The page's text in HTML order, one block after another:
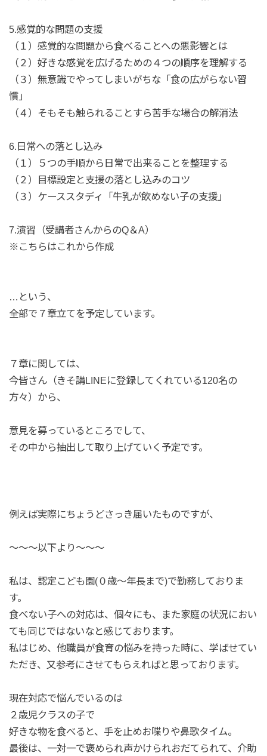
5.感覚的な問題の支援
（１）感覚的な問題から食べることへの悪影響とは
（２）好きな感覚を広げるための４つの順序を理解する
（３）無意識でやってしまいがちな「食の広がらない習
慣」
（４）そもそも触られることすら苦手な場合の解消法
6.日常への落とし込み
（１）５つの手順から日常で出来ることを整理する
（２）目標設定と支援の落とし込みのコツ
（３）ケーススタディ「牛乳が飲めない子の支援」
7.演習（受講者さんからのQ＆A）
※こちらはこれから作成
…という、
全部で７章立てを予定しています。
７章に関しては、
今皆さん（きそ講LINEに登録してくれている120名の
方々）から、
意見を募っているところでして、
その中から抽出して取り上げていく予定です。
例えば実際にちょうどさっき届いたものですが、
〜〜〜以下より〜〜〜
私は、認定こども園(０歳〜年長まで)で勤務しておりま
す。
食べない子への対応は、個々にも、また家庭の状況におい
ても同じではないなと感じております。
私はじめ、他職員が食育の悩みを持った時に、学ばせてい
ただき、又参考にさせてもらえればと思っております。
現在対応で悩んでいるのは
２歳児クラスの子で
好きな物を食べると、手を止めお喋りや鼻歌タイム。
最後は、一対一で褒められ声かけられおだてられて、介助